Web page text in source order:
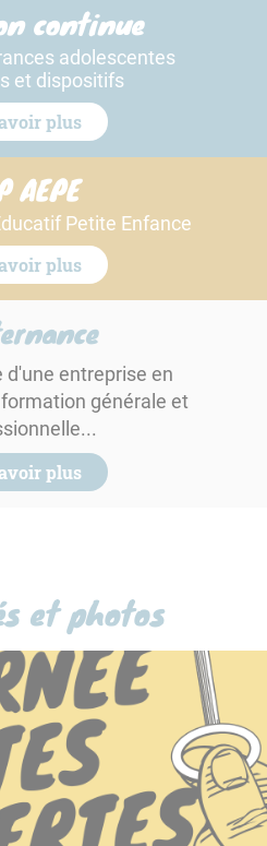
AEPE
Petite Enfance
plus
continue
adolescentes
et dispositifs
plus
d'une entreprise en
générale et
plus
et photos